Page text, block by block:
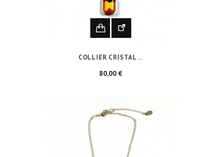
COLLIER CRISTAL...
80,00 €Prix